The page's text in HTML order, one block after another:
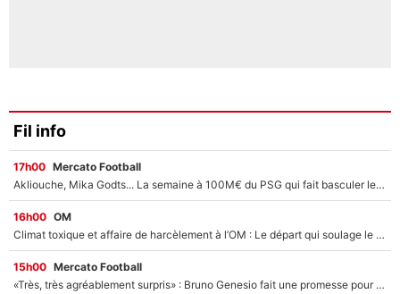
Fil info
17h00 Mercato Football
Akliouche, Mika Godts... La semaine à 100M€ du PSG qui fait basculer le mercato du PSG !
16h00 OM
Climat toxique et affaire de harcèlement à l’OM : Le départ qui soulage le vestiaire de Bruno Genesio
15h00 Mercato Football
«Très, très agréablement surpris» : Bruno Genesio fait une promesse pour la suite du mercato de l’OM et rassure les supporters